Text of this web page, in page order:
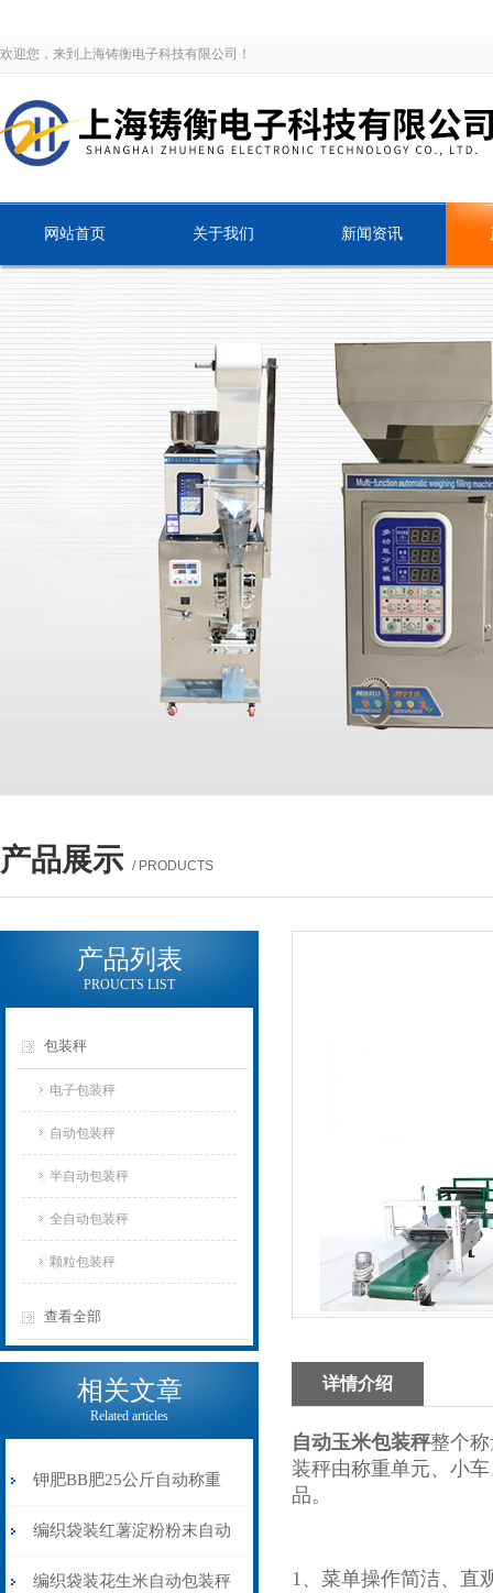
欢迎您，来到上海铸衡电子科技有限公司！
网站首页 关于我们 新闻资讯
产品展示 / PRODUCTS
产品列表
PROUCTS LIST
包装秤
电子包装秤
自动包装秤
半自动包装秤
全自动包装秤
颗粒包装秤
查看全部
相关文章
Related articles
钾肥BB肥25公斤自动称重
包装秤移动式双称
编织袋装红薯淀粉粉末自动
包装秤配缝口机
编织袋装花生米自动包装秤
详情介绍
自动玉米包装秤整个
装秤由称重单元、小
品。
1、菜单操作简洁、直